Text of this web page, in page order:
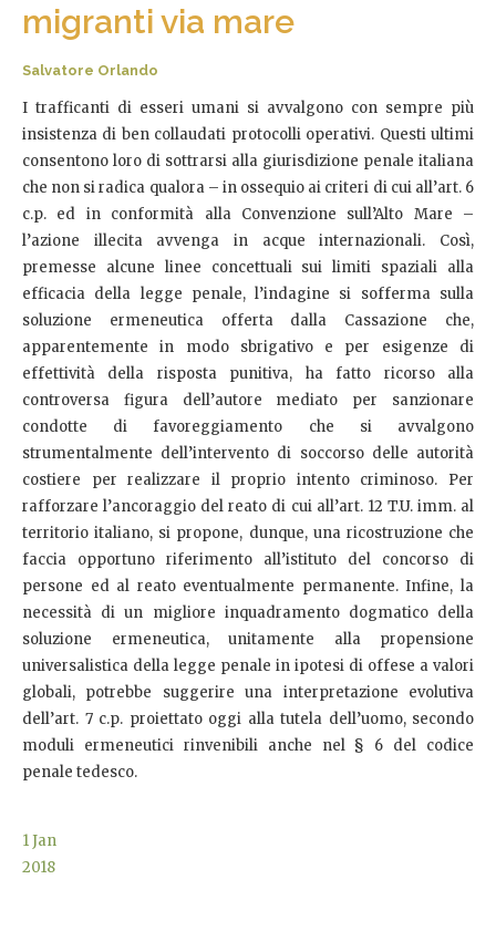
migranti via mare
Salvatore Orlando
I trafficanti di esseri umani si avvalgono con sempre più
insistenza di ben collaudati protocolli operativi. Questi ultimi
consentono loro di sottrarsi alla giurisdizione penale italiana
che non si radica qualora – in ossequio ai criteri di cui all’art. 6
c.p. ed in conformità alla Convenzione sull’Alto Mare –
l’azione illecita avvenga in acque internazionali. Così,
premesse alcune linee concettuali sui limiti spaziali alla
efficacia della legge penale, l’indagine si sofferma sulla
soluzione ermeneutica offerta dalla Cassazione che,
apparentemente in modo sbrigativo e per esigenze di
effettività della risposta punitiva, ha fatto ricorso alla
controversa figura dell’autore mediato per sanzionare
condotte di favoreggiamento che si avvalgono
strumentalmente dell’intervento di soccorso delle autorità
costiere per realizzare il proprio intento criminoso. Per
rafforzare l’ancoraggio del reato di cui all’art. 12 T.U. imm. al
territorio italiano, si propone, dunque, una ricostruzione che
faccia opportuno riferimento all’istituto del concorso di
persone ed al reato eventualmente permanente. Infine, la
necessità di un migliore inquadramento dogmatico della
soluzione ermeneutica, unitamente alla propensione
universalistica della legge penale in ipotesi di offese a valori
globali, potrebbe suggerire una interpretazione evolutiva
dell’art. 7 c.p. proiettato oggi alla tutela dell’uomo, secondo
moduli ermeneutici rinvenibili anche nel § 6 del codice
penale tedesco.
1Jan
2018